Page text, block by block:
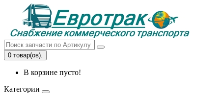
0 товар(ов).
В корзине пусто!
Категории